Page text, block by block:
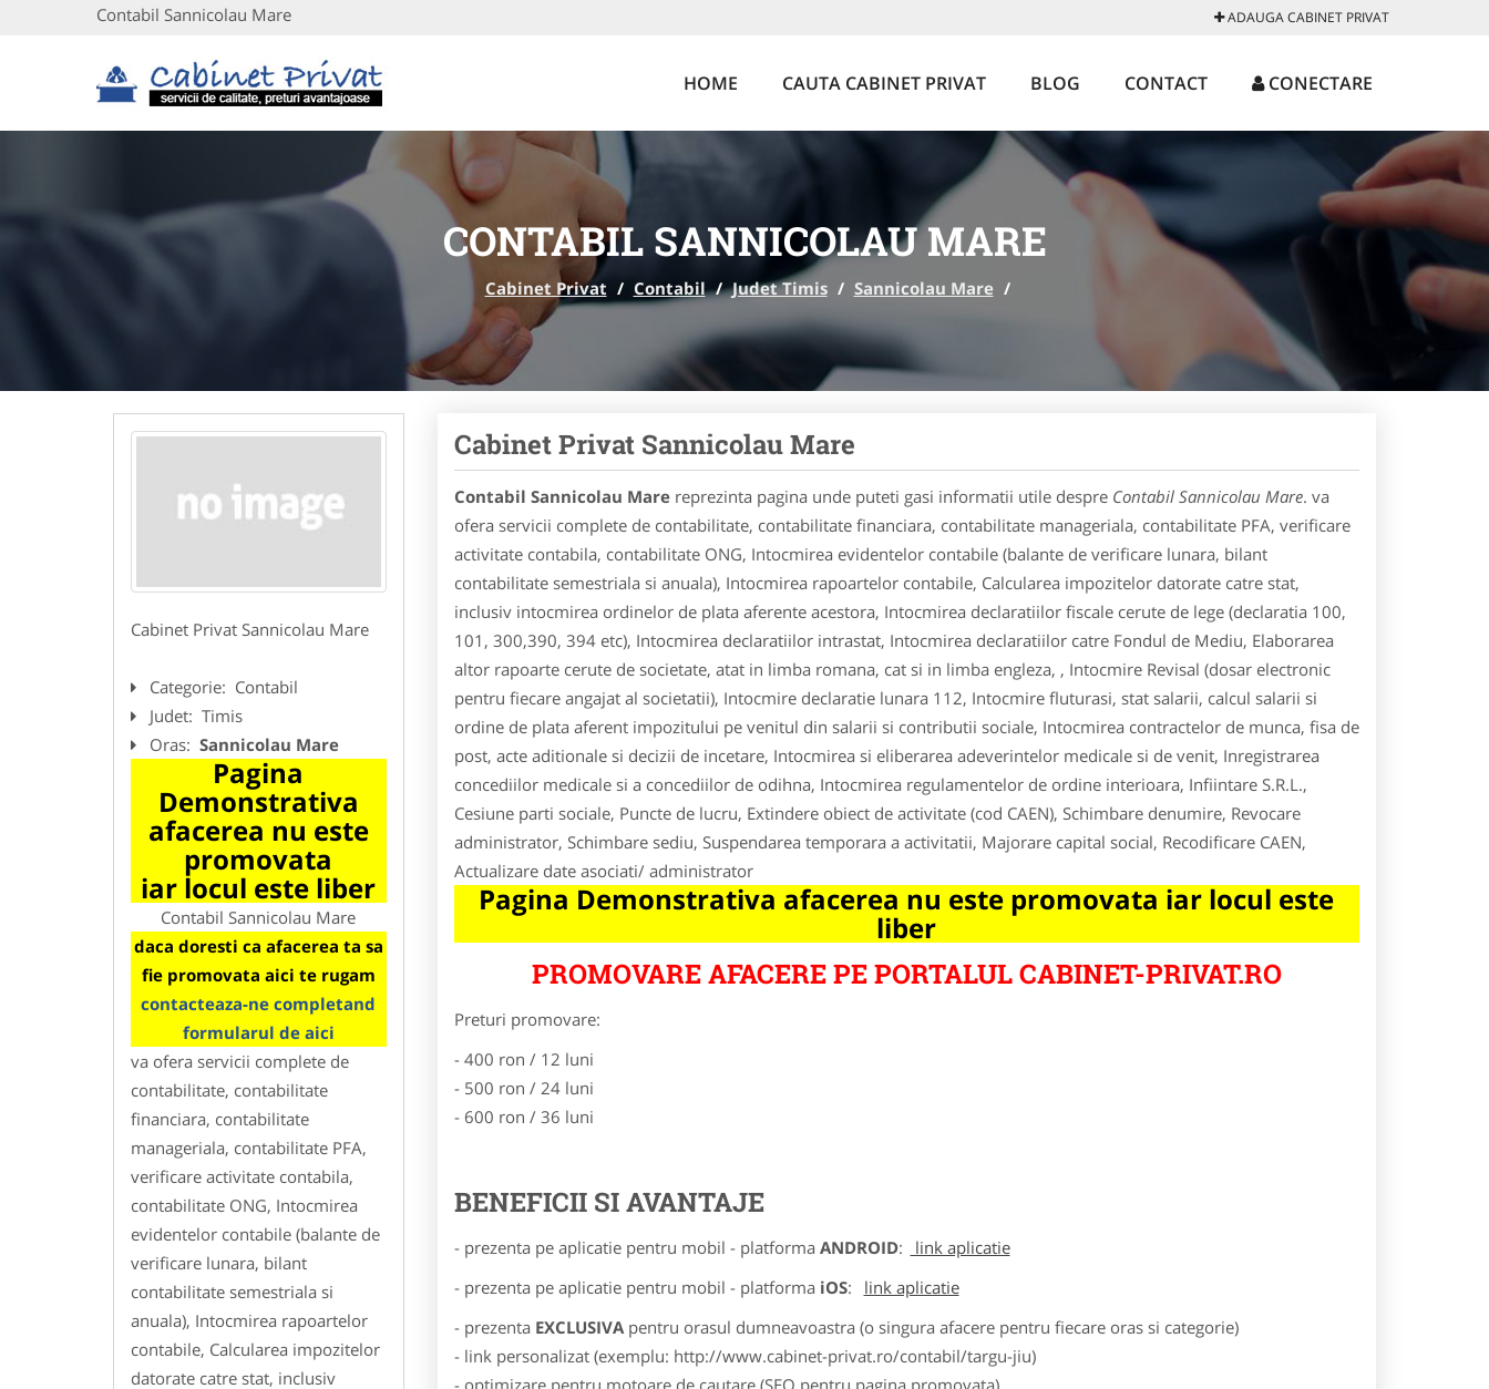
Contabil Sannicolau Mare ADAUGA CABINET PRIVAT
HOME CAUTA CABINET PRIVAT BLOG CONTACT CONECTARE
CONTABIL SANNICOLAU MARE
Cabinet Privat / Contabil / Judet Timis / Sannicolau Mare /
Cabinet Privat Sannicolau Mare
Categorie: Contabil
Judet: Timis
Oras: Sannicolau Mare
Pagina
Demonstrativa
afacerea nu este
promovata
iar locul este liber
Contabil Sannicolau Mare
daca doresti ca afacerea ta sa
fie promovata aici te rugam
contacteaza-ne completand
formularul de aici
va ofera servicii complete de
contabilitate, contabilitate
financiara, contabilitate
manageriala, contabilitate PFA,
verificare activitate contabila,
contabilitate ONG, Intocmirea
evidentelor contabile (balante de
verificare lunara, bilant
contabilitate semestriala si
anuala), Intocmirea rapoartelor
contabile, Calcularea impozitelor
datorate catre stat, inclusiv
Cabinet Privat Sannicolau Mare
Contabil Sannicolau Marereprezinta pagina unde puteti gasi informatii utile despre Contabil Sannicolau Mare. va
ofera servicii complete de contabilitate, contabilitate financiara, contabilitate manageriala, contabilitate PFA, verificare
activitate contabila, contabilitate ONG, Intocmirea evidentelor contabile (balante de verificare lunara, bilant
contabilitate semestriala si anuala), Intocmirea rapoartelor contabile, Calcularea impozitelor datorate catre stat,
inclusiv intocmirea ordinelor de plata aferente acestora, Intocmirea declaratiilor fiscale cerute de lege (declaratia 100,
101, 300,390, 394 etc), Intocmirea declaratiilor intrastat, Intocmirea declaratiilor catre Fondul de Mediu, Elaborarea
altor rapoarte cerute de societate, atat in limba romana, cat si in limba engleza, , Intocmire Revisal (dosar electronic
pentru fiecare angajat al societatii), Intocmire declaratie lunara 112, Intocmire fluturasi, stat salarii, calcul salarii si
ordine de plata aferent impozitului pe venitul din salarii si contributii sociale, Intocmirea contractelor de munca, fisa de
post, acte aditionale si decizii de incetare, Intocmirea si eliberarea adeverintelor medicale si de venit, Inregistrarea
concediilor medicale si a concediilor de odihna, Intocmirea regulamentelor de ordine interioara, Infiintare S.R.L.,
Cesiune parti sociale, Puncte de lucru, Extindere obiect de activitate (cod CAEN), Schimbare denumire, Revocare
administrator, Schimbare sediu, Suspendarea temporara a activitatii, Majorare capital social, Recodificare CAEN,
Actualizare date asociati/ administrator
Pagina Demonstrativa afacerea nu este promovata iar locul este
liber
PROMOVARE AFACERE PE PORTALUL CABINET-PRIVAT.RO
Preturi promovare:
- 400 ron / 12 luni
- 500 ron / 24 luni
- 600 ron / 36 luni
BENEFICII SI AVANTAJE
- prezenta pe aplicatie pentru mobil - platforma ANDROID:
link aplicatie
- prezenta pe aplicatie pentru mobil - platforma iOS:
link aplicatie
- prezenta EXCLUSIVApentru orasul dumneavoastra (o singura afacere pentru fiecare oras si categorie)
- link personalizat (exemplu: http://www.cabinet-privat.ro/contabil/targu-jiu)
- optimizare pentru motoare de cautare (SEO pentru pagina promovata)